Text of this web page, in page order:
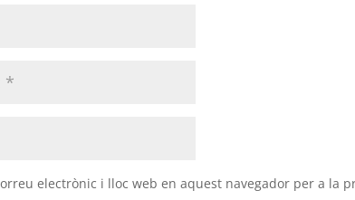
electrònic i lloc web en aquest navegador per a la